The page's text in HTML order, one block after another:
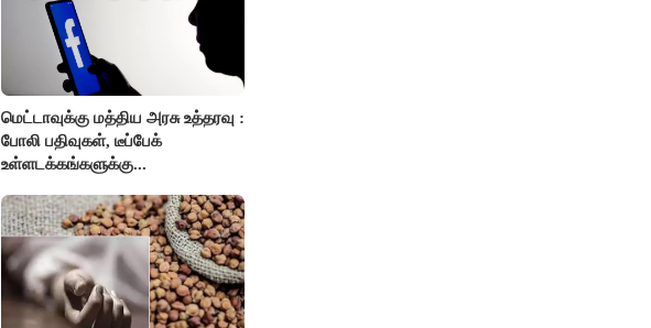
மெட்டாவுக்கு மத்திய அரசு உத்தரவு :
போலி பதிவுகள், டீப்பேக்
உள்ளடக்கங்களுக்கு...